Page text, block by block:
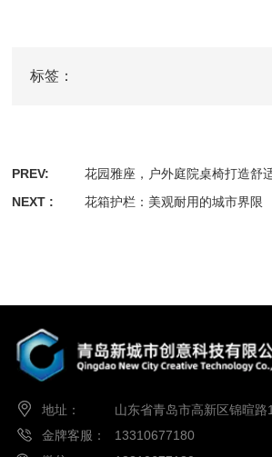
标签：
PREV:
花园雅座，户外庭院桌椅打造舒
NEXT :
花箱护栏：美观耐用的城市界限
地址：
山东省青岛市高新区锦暄路
金牌客服：
13310677180